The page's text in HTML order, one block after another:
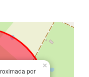
por
×